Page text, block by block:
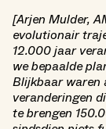
[Arjen Mulder,
evolutionair
12.000 jaar
we bepaalde
Blijkbaar waren
veranderingen
te brengen